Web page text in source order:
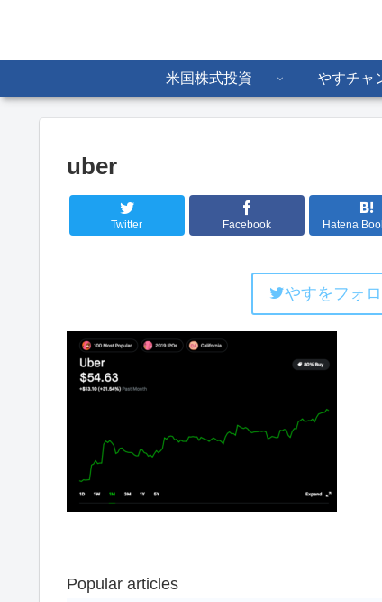
米国株式投資 やすチャ
uber
Twitter Facebook Hatena
やすをフォ
Popular articles